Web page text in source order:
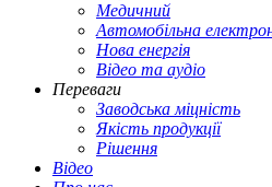
Медичний
Автомобільна
Нова енергія
Відео та аудіо
Переваги
Заводська міцність
Якість продукції
Рішення
Відео